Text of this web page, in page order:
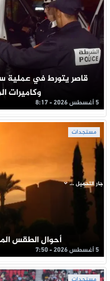
قاصر يتورط في عملية
وكاميرات
5 أغسطس 2026 - 8:17
مستجدات
أحوال الطقس
5 أغسطس 2026 - 7:50
جار التحميل ...